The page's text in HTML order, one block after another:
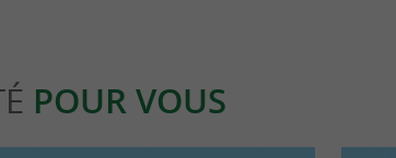
POUR VOUS